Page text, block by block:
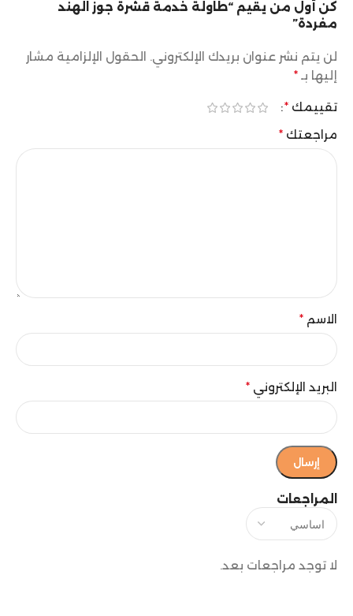
المراجعات
لا توجد مراجعات بعد.
كن أول من يقيم “طاولة خدمة قشرة جوز الهند
مفردة”
لن يتم نشر عنوان بريدك الإلكتروني. الحقول الإلزامية مشار
إليها بـ *
تقييمك *
مراجعتك *
الاسم *
البريد الإلكتروني *